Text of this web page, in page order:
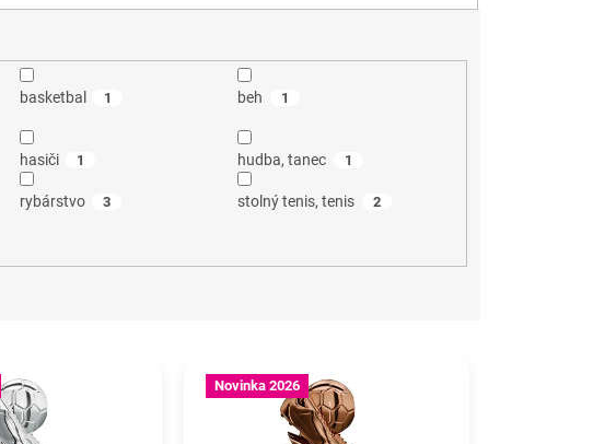
basketbal 1 beh 1
hasiči 1 hudba, tanec 1
rybárstvo 3 stolný tenis, tenis 2
Novinka 2026